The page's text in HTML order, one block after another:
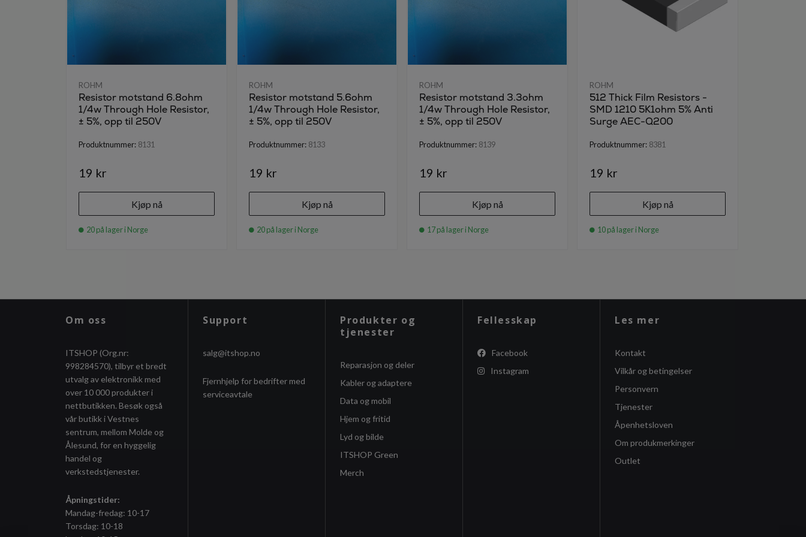
ROHM
Resistor motstand 6.8ohm
1/4w Through Hole Resistor,
± 5%, opp til 250V
Produktnummer: 8131
19 kr
Kjøp nå
20 på lager i Norge
ROHM
Resistor motstand 5.6ohm
1/4w Through Hole Resistor,
± 5%, opp til 250V
Produktnummer: 8133
19 kr
Kjøp nå
20 på lager i Norge
ROHM
Resistor motstand 3.3ohm
1/4w Through Hole Resistor,
± 5%, opp til 250V
Produktnummer: 8139
19 kr
Kjøp nå
17 på lager i Norge
ROHM
512 Thick Film Resistors -
SMD 1210 5K1ohm 5% Anti
Surge AEC-Q200
Produktnummer: 8381
19 kr
Kjøp nå
10 på lager i Norge
Om oss
ITSHOP (Org.nr:
998284570), tilbyr et bredt
utvalg av elektronikk med
over 10 000 produkter i
nettbutikken. Besøk også
vår butikk i Vestnes
sentrum, mellom Molde og
Ålesund, for en hyggelig
handel og
verkstedstjenester.
Åpningstider:
Mandag-fredag: 10-17
Torsdag: 10-18
Support
salg@itshop.no
Fjernhjelp for bedrifter med
serviceavtale
Produkter og
tjenester
Reparasjon og deler
Kabler og adaptere
Data og mobil
Hjem og fritid
Lyd og bilde
ITSHOP Green
Merch
Fellesskap
Facebook
Instagram
Les mer
Kontakt
Vilkår og betingelser
Personvern
Tjenester
Åpenhetsloven
Om produkmerkinger
Outlet